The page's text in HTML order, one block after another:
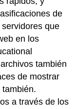
de
que
en los
también
de mostrar
a través de los